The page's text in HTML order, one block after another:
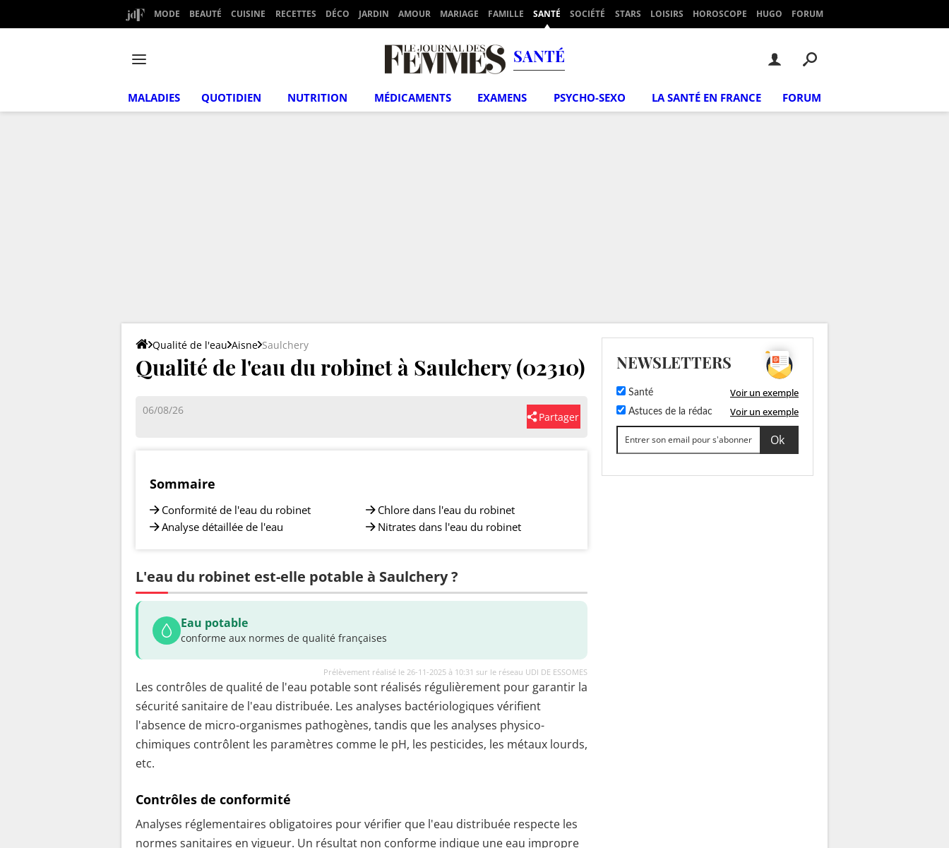
MODE BEAUTÉ CUISINE RECETTES DÉCO JARDIN AMOUR MARIAGE FAMILLE SANTÉ SOCIÉTÉ STARS LOISIRS HOROSCOPE HUGO FORUM
SANTÉ
MALADIES QUOTIDIEN NUTRITION MÉDICAMENTS EXAMENS PSYCHO-SEXO LA SANTÉ EN FRANCE FORUM
Qualité de l'eau Aisne Saulchery
Qualité de l'eau du robinet à Saulchery (02310)
06/08/26
Partager
Sommaire
Conformité de l'eau du robinet
Analyse détaillée de l'eau
Chlore dans l'eau du robinet
Nitrates dans l'eau du robinet
L'eau du robinet est-elle potable à Saulchery ?
Eau potable
conforme aux normes de qualité françaises
Prélèvement réalisé le 26-11-2025 à 10:31 sur le réseau UDI DE ESSOMES
Les contrôles de qualité de l'eau potable sont réalisés régulièrement pour garantir la
sécurité sanitaire de l'eau distribuée. Les analyses bactériologiques vérifient
l'absence de micro-organismes pathogènes, tandis que les analyses physico-
chimiques contrôlent les paramètres comme le pH, les pesticides, les métaux lourds,
etc.
Contrôles de conformité
Analyses réglementaires obligatoires pour vérifier que l'eau distribuée respecte les
normes sanitaires en vigueur. Un résultat non conforme indique une eau impropre
NEWSLETTERS
Santé Voir un exemple
Astuces de la rédac Voir un exemple